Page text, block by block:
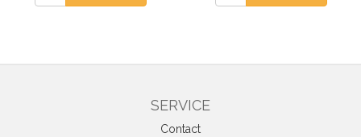
SERVICE
Contact